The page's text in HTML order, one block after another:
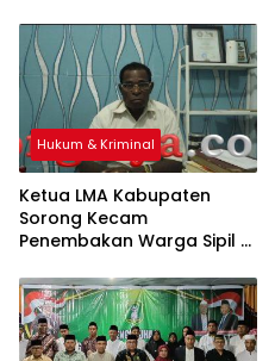
Hukum & Kriminal
Ketua LMA Kabupaten
Sorong Kecam
Penembakan Warga Sipil di
Baliem